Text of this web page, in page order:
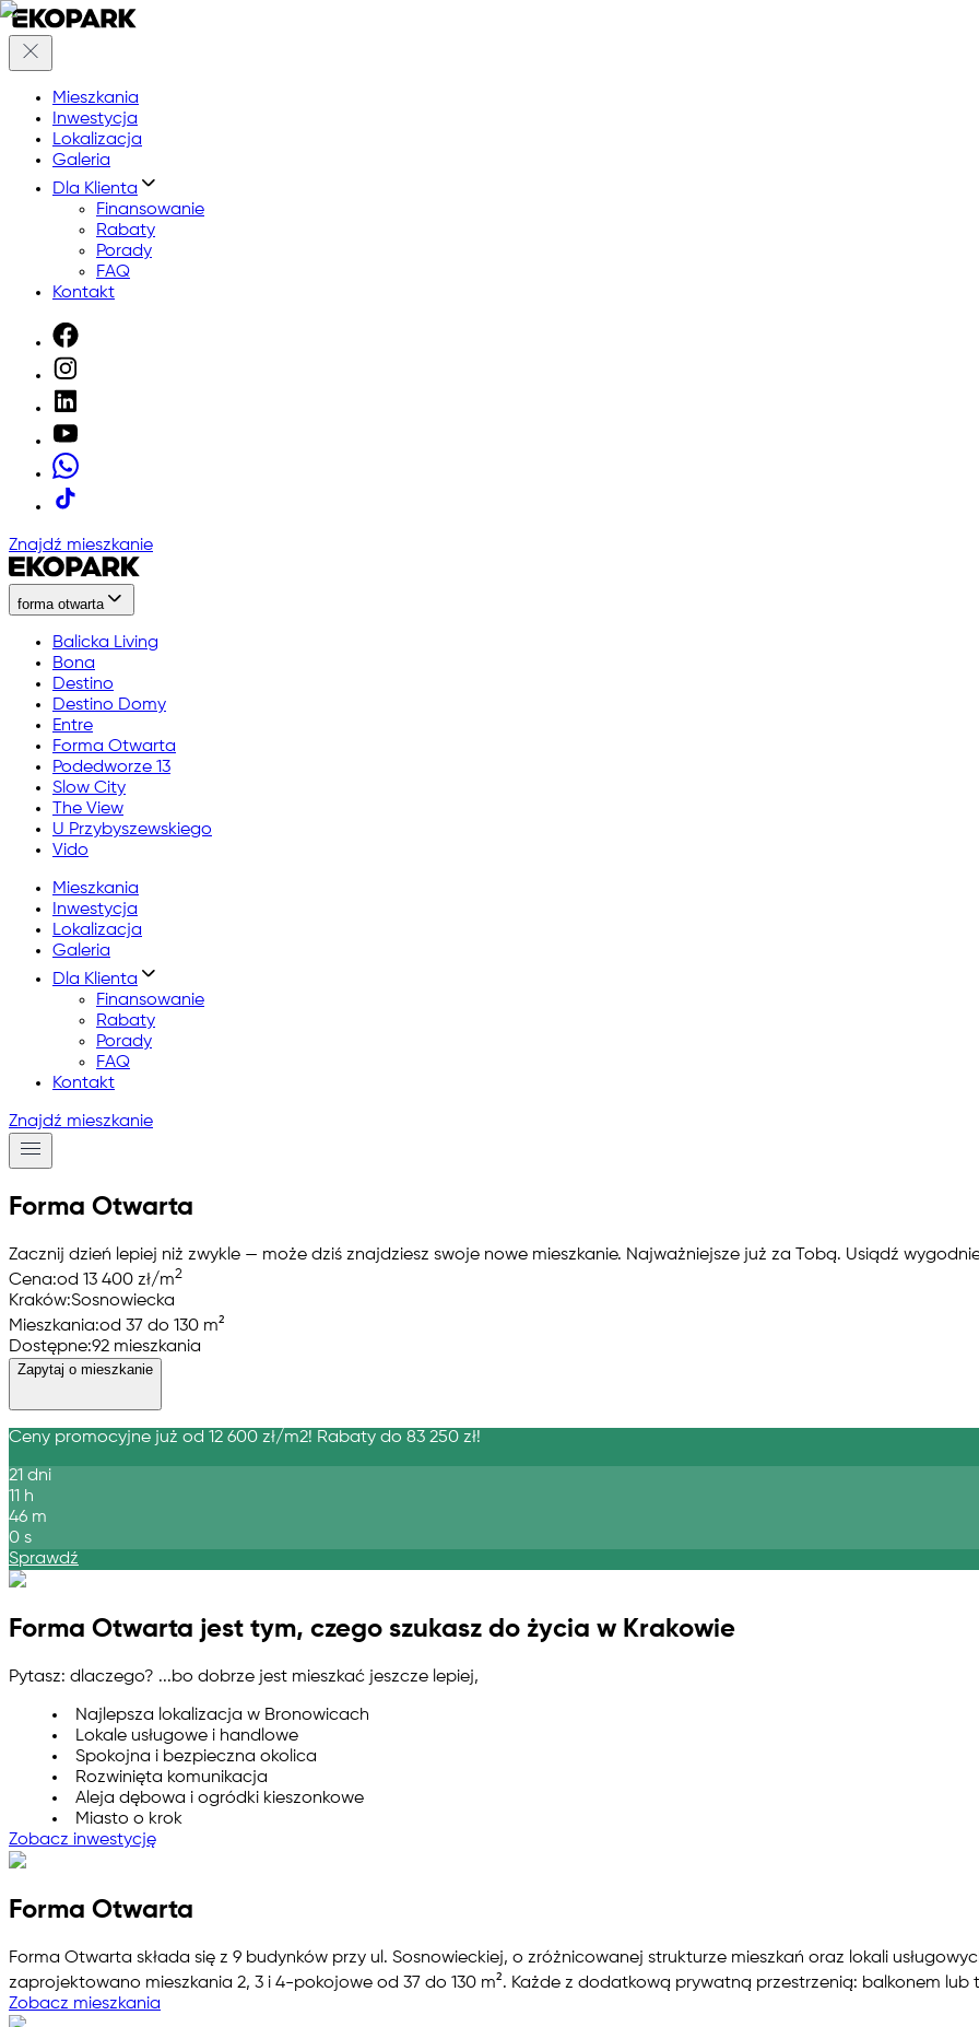
Mieszkania
Inwestycja
Lokalizacja
Galeria
Dla Klienta
Finansowanie
Rabaty
Porady
FAQ
Kontakt
Znajdź mieszkanie
forma otwarta
Balicka Living
Bona
Destino
Destino Domy
Entre
Forma Otwarta
Podedworze 13
Slow City
The View
U Przybyszewskiego
Vido
Mieszkania
Inwestycja
Lokalizacja
Galeria
Dla Klienta
Finansowanie
Rabaty
Porady
FAQ
Kontakt
Znajdź mieszkanie
Forma Otwarta
Zacznij dzień lepiej niż zwykle — może dziś znajdziesz swoje nowe mieszkanie. Najważniejsze już za Tobą. Usiądź
Cena:od 13 400 zł/m2
Kraków:Sosnowiecka
Mieszkania:od 37 do 130 m²
Dostępne:92 mieszkania
Zapytaj o mieszkanie
Ceny promocyjne już od 12 600 zł/m2! Rabaty do 83 250 zł!
21 dni
11 h
46 m
0 s
Sprawdź
Forma Otwarta jest tym, czego szukasz do życia w Krakowie
Pytasz: dlaczego? ...bo dobrze jest mieszkać jeszcze lepiej,
Najlepsza lokalizacja w Bronowicach
Lokale usługowe i handlowe
Spokojna i bezpieczna okolica
Rozwinięta komunikacja
Aleja dębowa i ogródki kieszonkowe
Miasto o krok
Zobacz inwestycję
Forma Otwarta
Forma Otwarta składa się z 9 budynków przy ul. Sosnowieckiej, o zróżnicowanej strukturze mieszkań oraz lokali
zaprojektowano mieszkania 2, 3 i 4-pokojowe od 37 do 130 m². Każde z dodatkową prywatną przestrzenią: balkonem lub
Zobacz mieszkania